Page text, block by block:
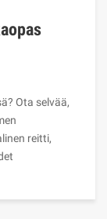
Ota selvää,
reitti,